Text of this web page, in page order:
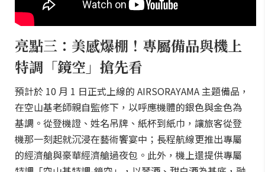
亮點三：美感爆棚！專屬備品與機上
特調「鏡空」搶先看
預計於 10 月 1 日正式上線的 AIRSORAYAMA 主題備品，
在空山基老師親自監修下，以呼應機體的銀色與金色為
基調。從登機證、姓名吊牌、紙杯到紙巾，讓旅客從登
機那一刻起就沉浸在藝術饗宴中；長程航線更推出專屬
的經濟艙與豪華經濟艙過夜包。此外，機上還提供專屬